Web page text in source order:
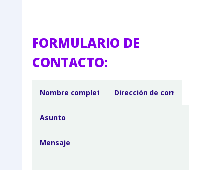
FORMULARIO DE
CONTACTO: